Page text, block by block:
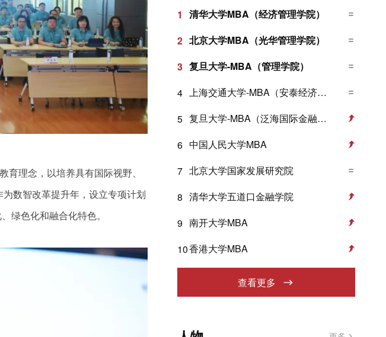
理念，以培养具有国际视野、
数智改革提升年，设立专项计划
绿色化和融合化特色。
1
清华大学MBA（经济管理学院）
2 北京大学MBA（光华管理学院）
3 复旦大学-MBA（管理学院）
4
上海交通大学-MBA（安泰经济与管理学院）
5
复旦大学-MBA（泛海国际金融学院）
6 中国人民大学MBA
7 北京大学国家发展研究院
8 清华大学五道口金融学院
9 南开大学MBA
10香港大学MBA
查看更多